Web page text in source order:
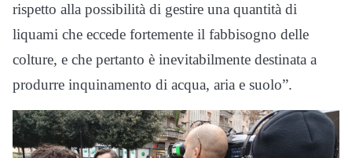
rispetto alla possibilità di gestire una quantità di
liquami che eccede fortemente il fabbisogno delle
colture, e che pertanto è inevitabilmente destinata a
produrre inquinamento di acqua, aria e suolo”.